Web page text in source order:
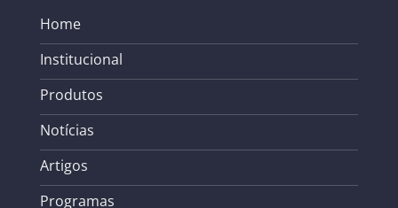
Home
Institucional
Produtos
Notícias
Artigos
Programas